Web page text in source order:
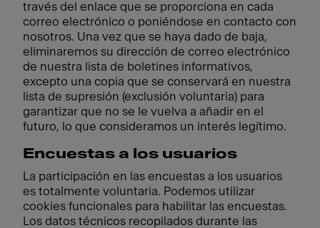
través del enlace que se proporciona en cada
correo electrónico o poniéndose en contacto con
nosotros. Una vez que se haya dado de baja,
eliminaremos su dirección de correo electrónico
de nuestra lista de boletines informativos,
excepto una copia que se conservará en nuestra
lista de supresión (exclusión voluntaria) para
garantizar que no se le vuelva a añadir en el
futuro, lo que consideramos un interés legítimo.
Encuestas a los usuarios
La participación en las encuestas a los usuarios
es totalmente voluntaria. Podemos utilizar
cookies funcionales para habilitar las encuestas.
Los datos técnicos recopilados durante las